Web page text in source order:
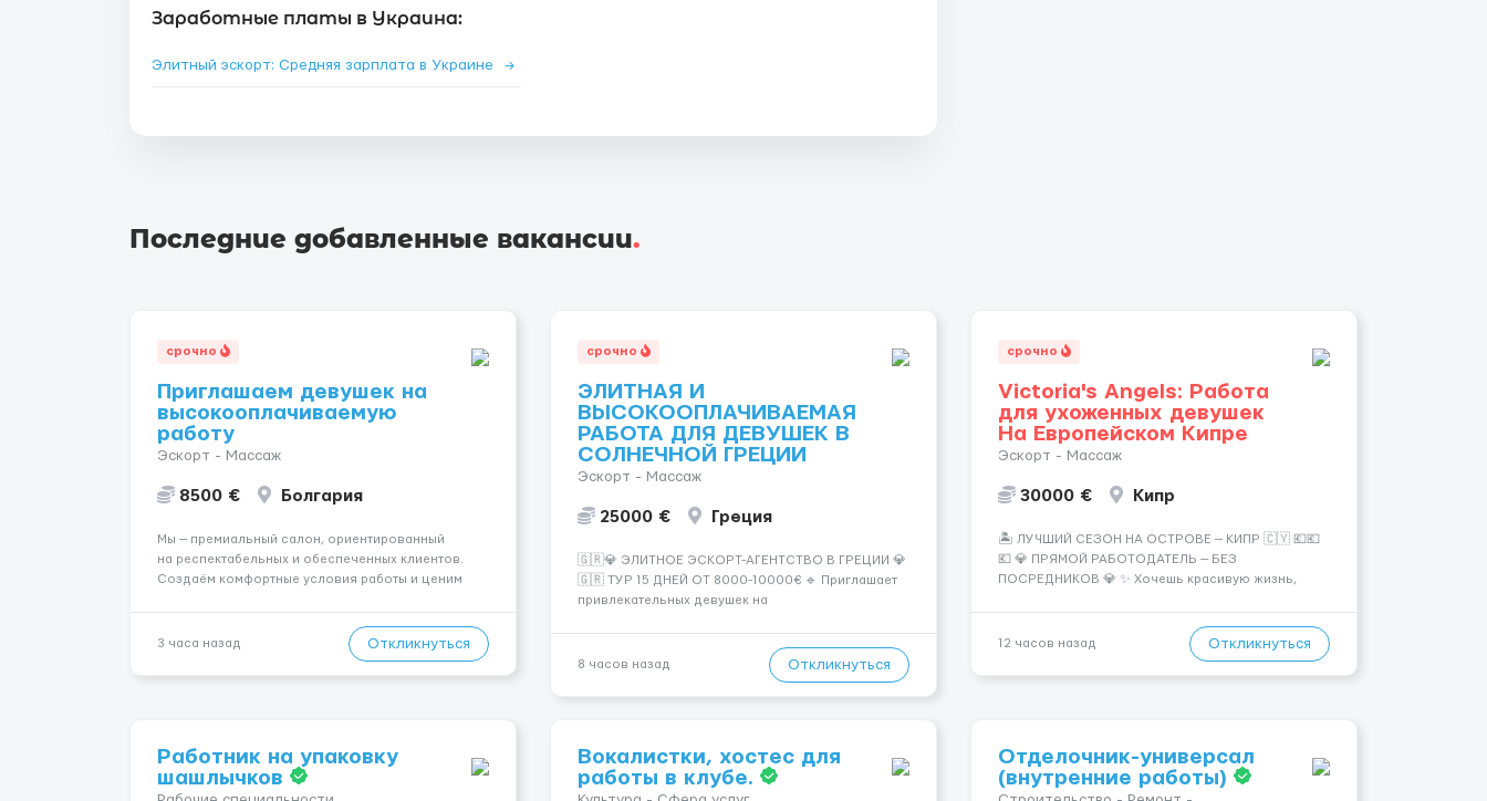
Заработные платы в Украина:
Элитный эскорт: Средняя зарплата в Украине →
Последние добавленные вакансии.
срочно
Приглашаем девушек на
высокооплачиваемую
работу
Эскорт - Массаж
8500 € Болгария
Мы — премиальный салон, ориентированный
на респектабельных и обеспеченных клиентов.
Создаём комфортные условия работы и ценим
в неделю и выше 💎 Честная сис...
3 часа назад Откликнуться
срочно
ЭЛИТНАЯ И
ВЫСОКООПЛАЧИВАЕМАЯ
РАБОТА ДЛЯ ДЕВУШЕК В
СОЛНЕЧНОЙ ГРЕЦИИ
Эскорт - Массаж
25000 € Греция
🇬🇷💎 ЭЛИТНОЕ ЭСКОРТ-АГЕНТСТВО В ГРЕЦИИ 💎
🇬🇷 ТУР 15 ДНЕЙ ОТ 8000-10000€ 🔹 Приглашает
привлекательных девушек на
хорошие деньги 💶 — это предложение для тебя! 🔹
8 часов назад Откликнуться
срочно
Victoria's Angels: Работа
для ухоженных девушек
На Европейском Кипре
Эскорт - Массаж
30000 € Кипр
🏝️ ЛУЧШИЙ СЕЗОН НА ОСТРОВЕ — КИПР 🇨🇾 💶💶
💶 💎 ПРЯМОЙ РАБОТОДАТЕЛЬ — БЕЗ
ПОСРЕДНИКОВ 💎 ✨ Хочешь красивую жизнь,
— Опытная команда с годами практики —
Стабильный поток клиентов (без ...
12 часов назад Откликнуться
Работник на упаковку
шашлычков
Вокалистки, хостес для
работы в клубе.
Отделочник-универсал
(внутренние работы)